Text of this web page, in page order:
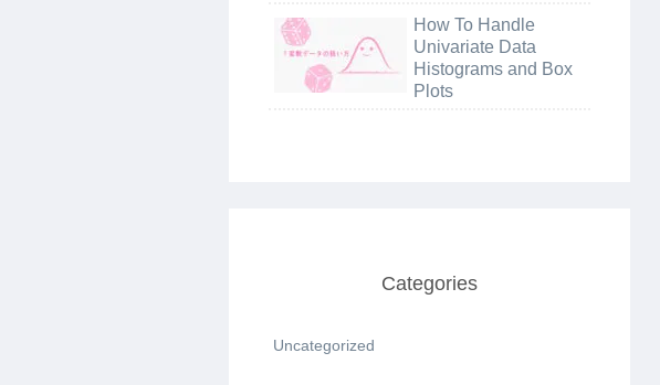
How To Handle
Univariate Data
Histograms and Box
Plots
Categories
Uncategorized